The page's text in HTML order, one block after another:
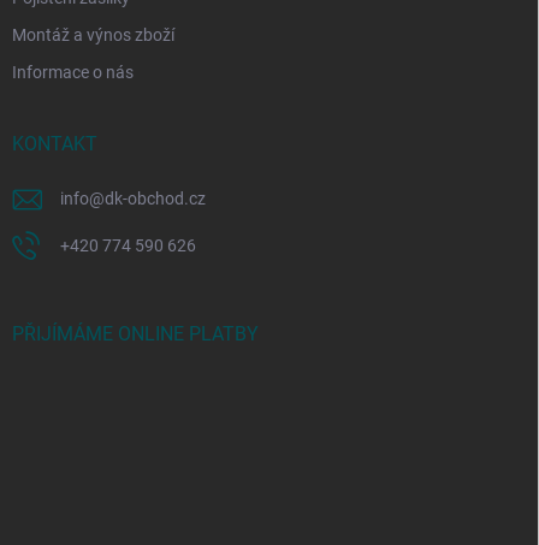
Montáž a výnos zboží
Informace o nás
KONTAKT
info@dk-obchod.cz
+420 774 590 626
PŘIJÍMÁME ONLINE PLATBY